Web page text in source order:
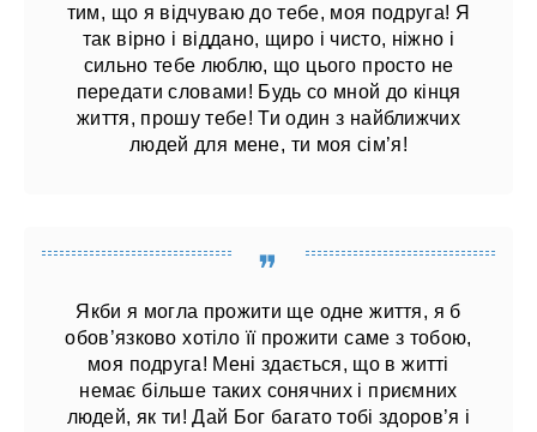
тим, що я відчуваю до тебе, моя подруга! Я
так вірно і віддано, щиро і чисто, ніжно і
сильно тебе люблю, що цього просто не
передати словами! Будь со мной до кінця
життя, прошу тебе! Ти один з найближчих
людей для мене, ти моя сім’я!
Якби я могла прожити ще одне життя, я б
обов’язково хотіло її прожити саме з тобою,
моя подруга! Мені здається, що в житті
немає більше таких сонячних і приємних
людей, як ти! Дай Бог багато тобі здоров’я і